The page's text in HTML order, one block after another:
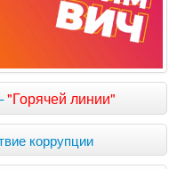
"Горячей линии"
коррупции